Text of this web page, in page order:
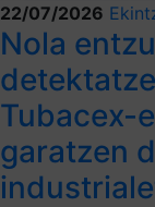
22/07/2026
Nola
Tubacex-
garatzen